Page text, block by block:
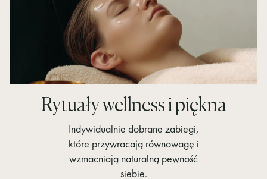
Rytuały wellness i piękna
Indywidualnie dobrane zabiegi,
które przywracają równowagę i
wzmacniają naturalną pewność
siebie.